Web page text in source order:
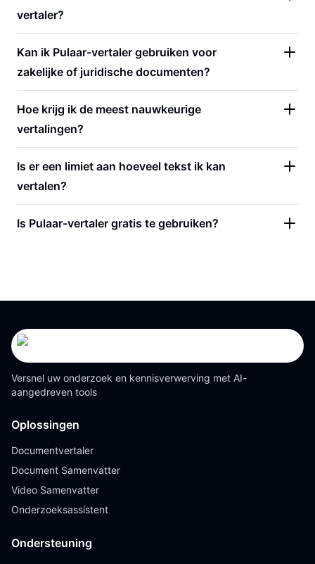
vertaler?
Kan ik Pulaar-vertaler gebruiken voor
zakelijke of juridische documenten?
Hoe krijg ik de meest nauwkeurige
vertalingen?
Is er een limiet aan hoeveel tekst ik kan
vertalen?
Is Pulaar-vertaler gratis te gebruiken?
Versnel uw onderzoek en kennisverwerving met AI-
aangedreven tools
Oplossingen
Documentvertaler
Document Samenvatter
Video Samenvatter
Onderzoeksassistent
Ondersteuning